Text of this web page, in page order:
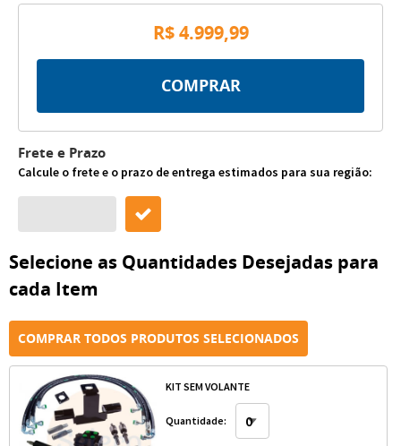
R$ 4.999,99
COMPRAR
Frete e Prazo
Calcule o frete e o prazo de entrega estimados para sua região:
Selecione as Quantidades Desejadas para
cada Item
COMPRAR TODOS PRODUTOS SELECIONADOS
KIT SEM VOLANTE
Quantidade: